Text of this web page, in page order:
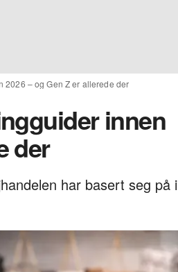
2026 – og Gen Z er allerede der
innen
der
har basert seg på i